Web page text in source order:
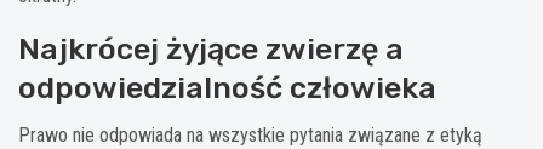
Najkrócej żyjące zwierzę a
odpowiedzialność człowieka
Prawo nie odpowiada na wszystkie pytania związane z etyką